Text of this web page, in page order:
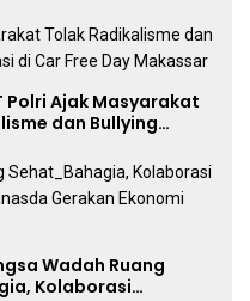
Polri Ajak Masyarakat
dan Bullying
Wadah Ruang
Kolaborasi